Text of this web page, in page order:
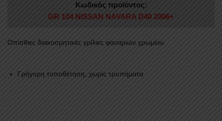
Κωδικός προϊόντος:
GR 104 NISSAN NAVARA D40 2006+
Οπίσθιες διακοσμητικές γρίλιες φαναριών χρωμίου
Γρήγορη τοποθέτηση, χωρίς τρυπήματα